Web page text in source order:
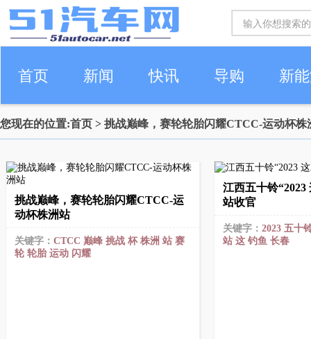
首页 新闻 快讯 导购 新
车生活
您现在的位置:首页 > 挑战巅峰，赛轮轮胎闪耀CTCC-运动杯株
挑战巅峰，赛轮轮胎闪耀CTCC-运
动杯株洲站
关键字： CTCC 巅峰 挑战 杯 株洲 站 赛
轮 轮胎 运动 闪耀
江西五十铃
站收官
关键字： 2023 五十
站 这 钓鱼 长春